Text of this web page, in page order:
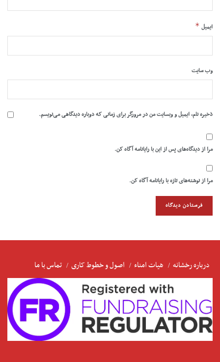
ایمیل *
وب‌ سایت
ذخیره نام، ایمیل و وبسایت من در مرورگر برای زمانی که دوباره دیدگاهی می‌نویسم.
مرا از دیدگاه‌های پس از این با رایانامه آگاه کن.
مرا از نوشته‌های تازه با رایانامه آگاه کن.
درباره رخشانه هیات امناء اصول و خطوط کاری تماس با ما